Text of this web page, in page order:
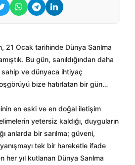
21 Ocak tarihinde Dünya Sarılma
Bu gün, sanıldığından daha
sahip ve dünyaca ihtiyaç
bize hatırlatan bir gün…
en eski ve en doğal iletişim
yetersiz kaldığı, duyguların
anlarda bir sarılma; güveni,
tek bir hareketle ifade
yıl kutlanan Dünya Sarılma